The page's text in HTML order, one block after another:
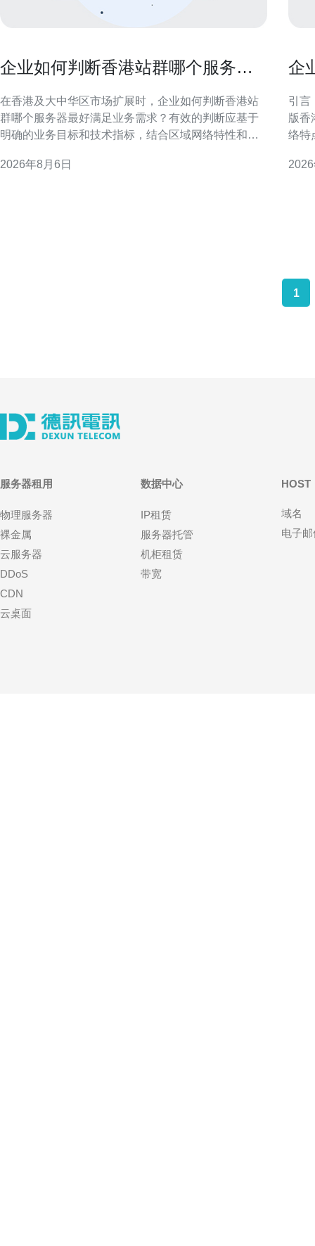
企业如何判断香港站群哪个服务器
在香港及大中华区市场扩展时，企业如何判断香港站
群哪个服务器最好满足业务需求？有效的判断应基于
明确的业务目标和技术指标，结合区域网络特性和合
衡，确保SEO与GEO优化效果。 明确业务需求与流量
2026年8月6日
企
引言
版香
络特
管教学 选择内训版香港服务器托管
1
服务器租用
物理服务器
裸金属
云服务器
DDoS
CDN
云桌面
数据中心
IP租赁
服务器托管
机柜租赁
带宽
HOST
域名
电子